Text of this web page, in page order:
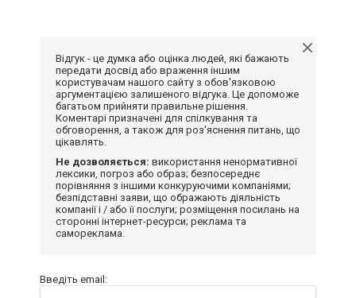
Відгук - це думка або оцінка людей, які бажають
передати досвід або враження іншим
користувачам нашого сайту з обов'язковою
аргументацією залишеного відгука. Це допоможе
багатьом прийняти правильне рішення.
Коментарі призначені для спілкування та
обговорення, а також для роз'яснення питань, що
цікавлять.
Не дозволяється: використання ненормативної
лексики, погроз або образ; безпосереднє
порівняння з іншими конкуруючими компаніями;
безпідставні заяви, що ображають діяльність
компанії і / або її послуги; розміщення посилань на
сторонні інтернет-ресурси; реклама та
самореклама.
Введіть email: